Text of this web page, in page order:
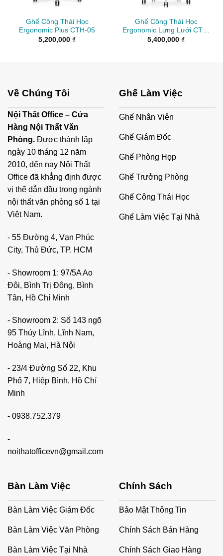
Ghế Công Thái Học
Ergonomic Plus CTH-05
5,200,000 ₫
Ghế Công Thái Học
Ergonomic Lưng Lưới CTH-
06
5,400,000 ₫
Về Chúng Tôi
Nội Thất Office – Cửa
Hàng Nội Thất Văn
Phòng. Được thành lập
ngày 10 tháng 12 năm
2010, đến nay Nội Thất
Office đã khẳng định được
vị thế dẫn đầu trong ngành
nội thất văn phòng số 1 tại
Việt Nam.
- 55 Đường 4, Vạn Phúc
City, Thủ Đức, TP. HCM
- Showroom 1: 97/5A Ao
Đôi, Bình Trị Đông, Bình
Tân, Hồ Chí Minh
- Showroom 2: Số 143 ngõ
95 Thúy Lĩnh, Lĩnh Nam,
Hoàng Mai, Hà Nội
- 23/4 Đường Số 22, Khu
Phố 7, Hiệp Bình, Hồ Chí
Minh
- 0938.752.379
-
noithatofficevn@gmail.com
Ghế Làm Việc
Ghế Nhân Viên
Ghế Giám Đốc
Ghế Phòng Họp
Ghế Trưởng Phòng
Ghế Công Thái Học
Ghế Làm Việc Tại Nhà
Bàn Làm Việc
Bàn Làm Việc Giám Đốc
Bàn Làm Việc Văn Phòng
Bàn Làm Việc Tại Nhà
Chính Sách
Bảo Mật Thông Tin
Chính Sách Bán Hàng
Chính Sách Giao Hàng